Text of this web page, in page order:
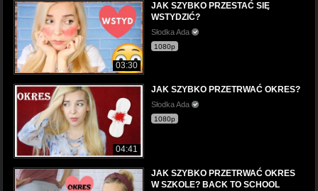
03:30
JAK SZYBKO PRZESTAĆ SIĘ
WSTYDZIĆ?
Słodka Ada
1080p
04:41
JAK SZYBKO PRZETRWAĆ OKRES?
Słodka Ada
1080p
JAK SZYBKO PRZETRWAĆ OKRES
W SZKOLE? BACK TO SCHOOL